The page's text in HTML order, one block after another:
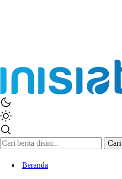
Cari
Beranda